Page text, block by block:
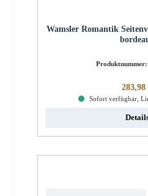
Wamsler Romantik
Produktnummer:
283,98
Sofort verfügbar,